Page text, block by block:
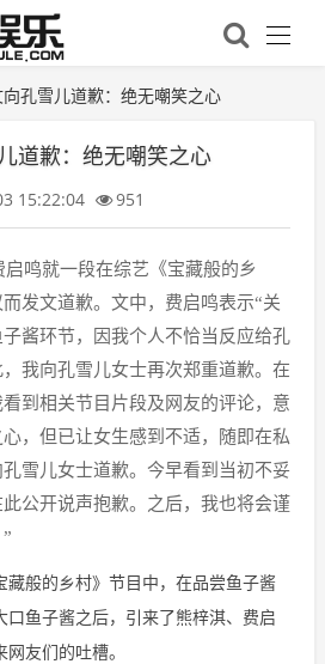
孔雪儿道歉：绝无嘲笑之心
道歉：绝无嘲笑之心
15:22:04 951
启鸣就一段在综艺《宝藏般的乡
发文道歉。文中，费启鸣表示“关
酱环节，因我个人不恰当反应给孔
我向孔雪儿女士再次郑重道歉。在
到相关节目片段及网友的评论，意
，但已让女生感到不适，随即在私
孔雪儿女士道歉。今早看到当初不妥
公开说声抱歉。之后，我也将会谨
般的乡村》节目中，在品尝鱼子酱
口鱼子酱之后，引来了熊梓淇、费启
友们的吐槽。